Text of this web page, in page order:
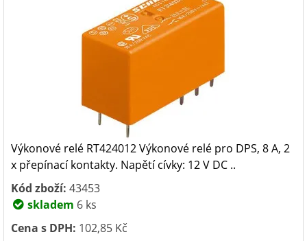
Výkonové relé RT424012 Výkonové relé pro DPS, 8 A, 2
x přepínací kontakty. Napětí cívky: 12 V DC ..
Kód zboží: 43453
skladem 6 ks
Cena s DPH: 102,85 Kč